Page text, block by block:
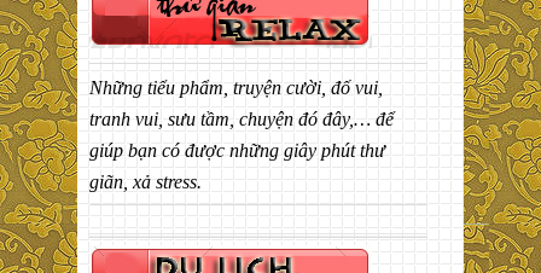
Những tiểu phẩm, truyện cười, đố vui,
tranh vui, sưu tầm, chuyện đó đây,… để
giúp bạn có được những giây phút thư
giãn, xả stress.